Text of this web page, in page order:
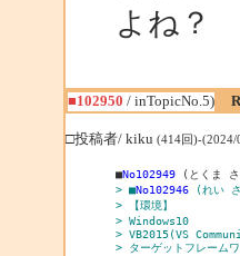
よね？
■102950 / inTopicNo.5)
□投稿者/ kiku (414回)-(2024/
■No102949
> ■No102946 (れい
> 【環境】
> Windows10
> VB2015(VS
> ターゲットフレー